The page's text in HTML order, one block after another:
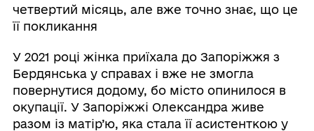
четвертий місяць, але вже точно знає, що це
її покликання
У 2021 році жінка приїхала до Запоріжжя з
Бердянська у справах і вже не змогла
повернутися додому, бо місто опинилося в
окупації. У Запоріжжі Олександра живе
разом із матір’ю, яка стала її асистенткою у